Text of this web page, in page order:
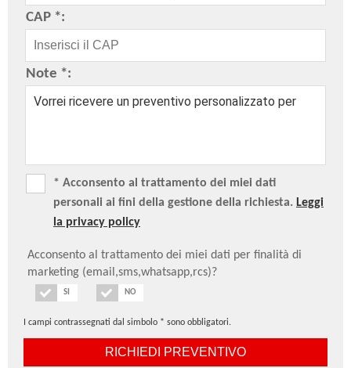
CAP *:
Note *:
* Acconsento al trattamento dei miei dati
personali ai fini della gestione della richiesta. Leggi
la privacy policy
Acconsento al trattamento dei miei dati per finalità di
marketing (email,sms,whatsapp,rcs)?
SI NO
I campi contrassegnati dal simbolo * sono obbligatori.